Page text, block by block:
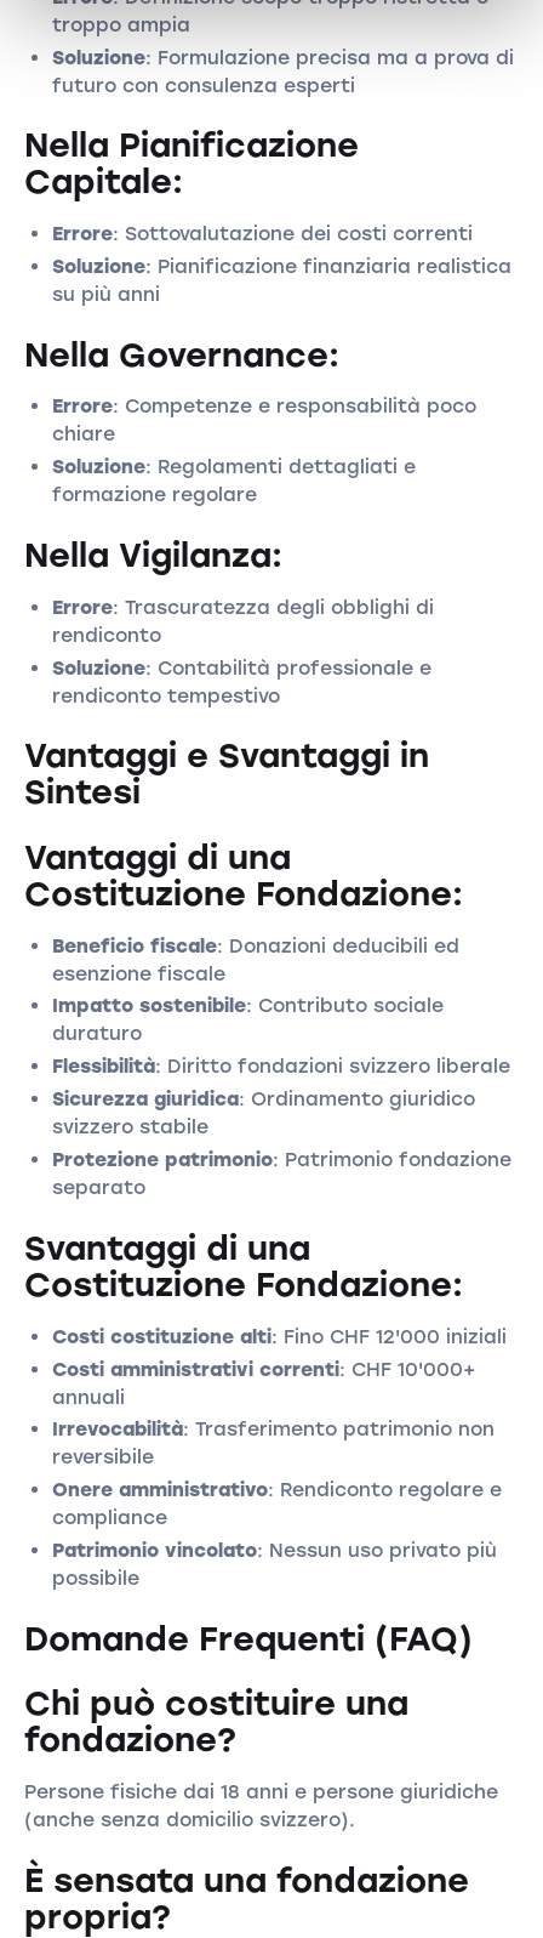
troppo ampia
Soluzione: Formulazione precisa ma a prova di
futuro con consulenza esperti
Nella Pianificazione
Capitale:
Errore: Sottovalutazione dei costi correnti
Soluzione: Pianificazione finanziaria realistica
su più anni
Nella Governance:
Errore: Competenze e responsabilità poco
chiare
Soluzione: Regolamenti dettagliati e
formazione regolare
Nella Vigilanza:
Errore: Trascuratezza degli obblighi di
rendiconto
Soluzione: Contabilità professionale e
rendiconto tempestivo
Vantaggi e Svantaggi in
Sintesi
Vantaggi di una
Costituzione Fondazione:
Beneficio fiscale: Donazioni deducibili ed
esenzione fiscale
Impatto sostenibile: Contributo sociale
duraturo
Flessibilità: Diritto fondazioni svizzero liberale
Sicurezza giuridica: Ordinamento giuridico
svizzero stabile
Protezione patrimonio: Patrimonio fondazione
separato
Svantaggi di una
Costituzione Fondazione:
Costi costituzione alti: Fino CHF 12'000 iniziali
Costi amministrativi correnti: CHF 10'000+
annuali
Irrevocabilità: Trasferimento patrimonio non
reversibile
Onere amministrativo: Rendiconto regolare e
compliance
Patrimonio vincolato: Nessun uso privato più
possibile
Domande Frequenti (FAQ)
Chi può costituire una
fondazione?
Persone fisiche dai 18 anni e persone giuridiche
(anche senza domicilio svizzero).
È sensata una fondazione
propria?